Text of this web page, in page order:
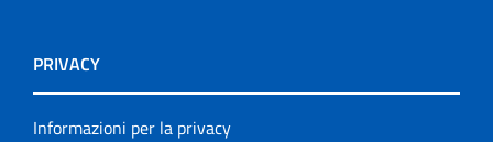
PRIVACY
Informazioni per la privacy